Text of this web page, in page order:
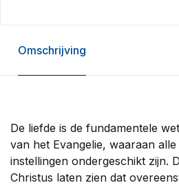
Omschrijving
De liefde is de fundamentele
van het Evangelie, waaraan
instellingen ondergeschikt zijn.
Christus laten zien dat